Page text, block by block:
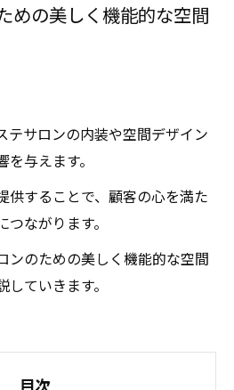
めの美しく機能的な空間
テサロンの内装や空間デザイン
与えます。
供することで、顧客の心を満た
ながります。
ンのための美しく機能的な空間
ていきます。
目次